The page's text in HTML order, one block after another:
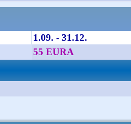
1.09. - 31.12.
55 EURA